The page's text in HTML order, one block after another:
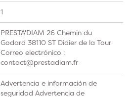
1
PRESTA'DIAM 26 Chemin du
Godard 38110 ST Didier de la Tour
Correo electrónico :
contact@prestadiam.fr
Advertencia e información de
seguridad Advertencia de